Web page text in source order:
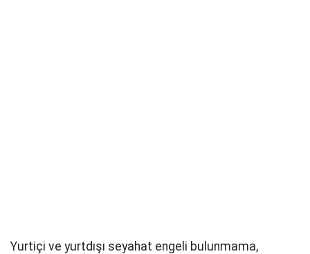
Yurtiçi ve yurtdışı seyahat engeli bulunmama,